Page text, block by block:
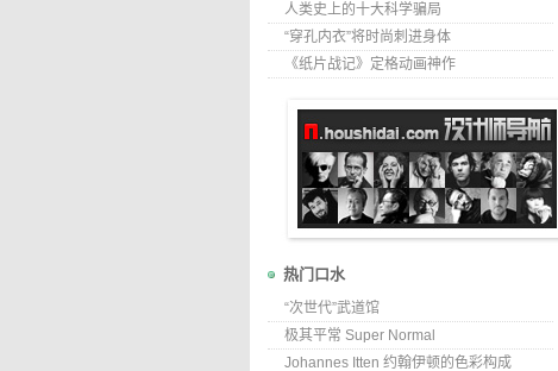
人类史上的十大科学骗局
“穿孔内衣”将时尚刺进身体
《纸片战记》定格动画神作
热门口水
“次世代”武道馆
极其平常 Super Normal
Johannes Itten 约翰伊顿的色彩构成